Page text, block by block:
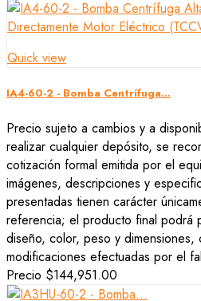
Quick view
IA4-60-2 - Bomba Centrífuga...
Precio sujeto a cambios y a
realizar cualquier depósito, se
cotización formal emitida por el
imágenes, descripciones y
presentadas tienen carácter
referencia; el producto final podrá
diseño, color, peso y dimensiones,
modificaciones efectuadas por el
Precio $144,951.00